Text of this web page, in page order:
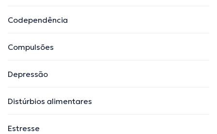
Codependência
Compulsões
Depressão
Distúrbios alimentares
Estresse